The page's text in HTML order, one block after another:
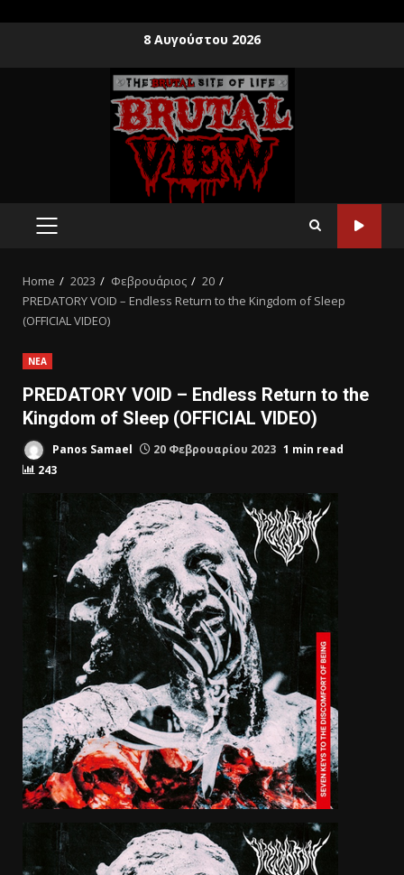
8 Αυγούστου 2026
Home 2023 Φεβρουάριος
20
PREDATORY VOID – Endless Return to the Kingdom of Sleep
(OFFICIAL VIDEO)
ΝΕΑ
PREDATORY VOID – Endless Return to the
Kingdom of Sleep (OFFICIAL VIDEO)
Panos Samael 20 Φεβρουαρίου 2023 1 min read
243